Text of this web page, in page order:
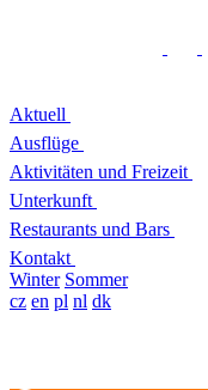
Aktuell
Ausflüge
Aktivitäten und Freizeit
Unterkunft
Restaurants und Bars
Kontakt
Winter Sommer
cz en pl nl dk